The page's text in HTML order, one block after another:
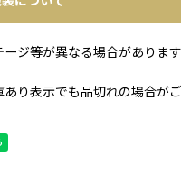
ジ等が異なる場合がありま
り表示でも品切れの場合が